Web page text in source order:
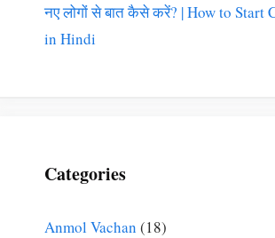
नए लोगों से बात कैसे करें? | How to Start
in Hindi
Categories
Anmol Vachan (18)